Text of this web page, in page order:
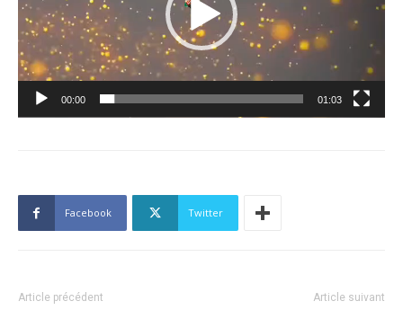
00:00 01:03
Facebook Twitter
Article précédent Article suivant